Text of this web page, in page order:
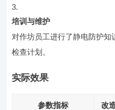
培训与维护
对作坊员工进行了静电防护
检查计划。
实际效果
参数指标 改